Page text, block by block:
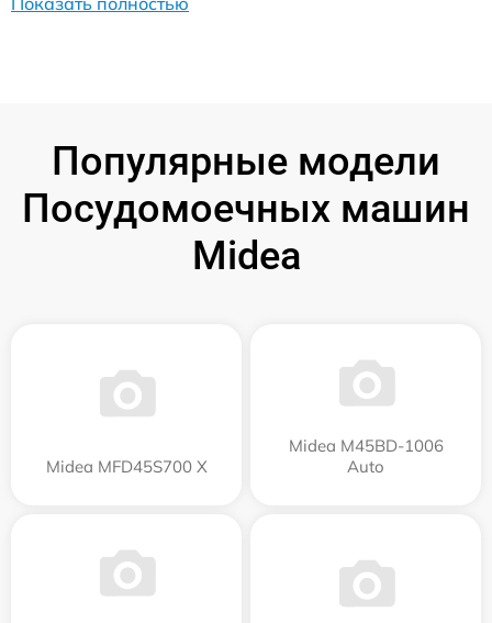
Популярные модели
Посудомоечных машин
Midea
Midea MFD45S700 X
Midea M45BD-1006
Auto